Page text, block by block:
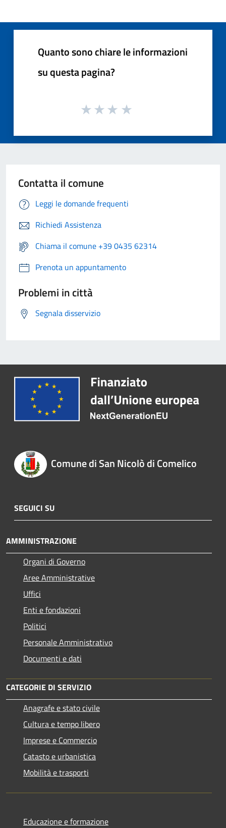
Quanto sono chiare le informazioni
su questa pagina?
Contatta il comune
Leggi le domande frequenti
Richiedi Assistenza
Chiama il comune +39 0435 62314
Prenota un appuntamento
Problemi in città
Segnala disservizio
Comune di San Nicolò di Comelico
SEGUICI SU
AMMINISTRAZIONE
Organi di Governo
Aree Amministrative
Uffici
Enti e fondazioni
Politici
Personale Amministrativo
Documenti e dati
CATEGORIE DI SERVIZIO
Anagrafe e stato civile
Cultura e tempo libero
Imprese e Commercio
Catasto e urbanistica
Mobilità e trasporti
Educazione e formazione